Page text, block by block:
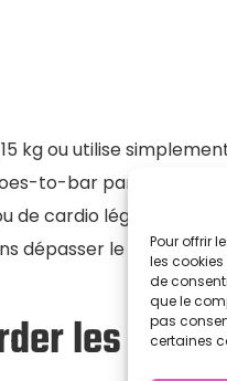
Pour offrir
les
de
que le
pas
certaines
kg ou utilise
to-bar par des sit-
de cardio léger
dépasser le time cap,
les